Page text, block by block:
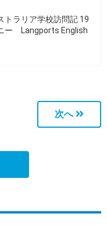
トラリア学校訪問記 19
ー Langports English
次へ